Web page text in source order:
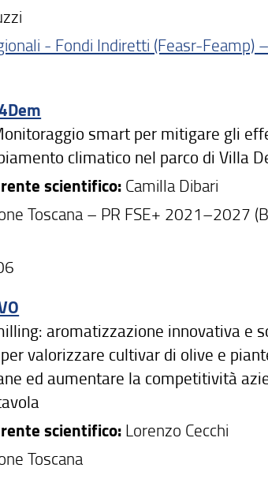
- Fondi Indiretti (Feasr-Feamp)
smart per mitigare gli
climatico nel parco di Villa
scientifico: Camilla Dibari
Toscana – PR FSE+ 2021–2027
aromatizzazione innovativa e
per valorizzare cultivar di olive e
ed aumentare la competitività
scientifico: Lorenzo Cecchi
Toscana